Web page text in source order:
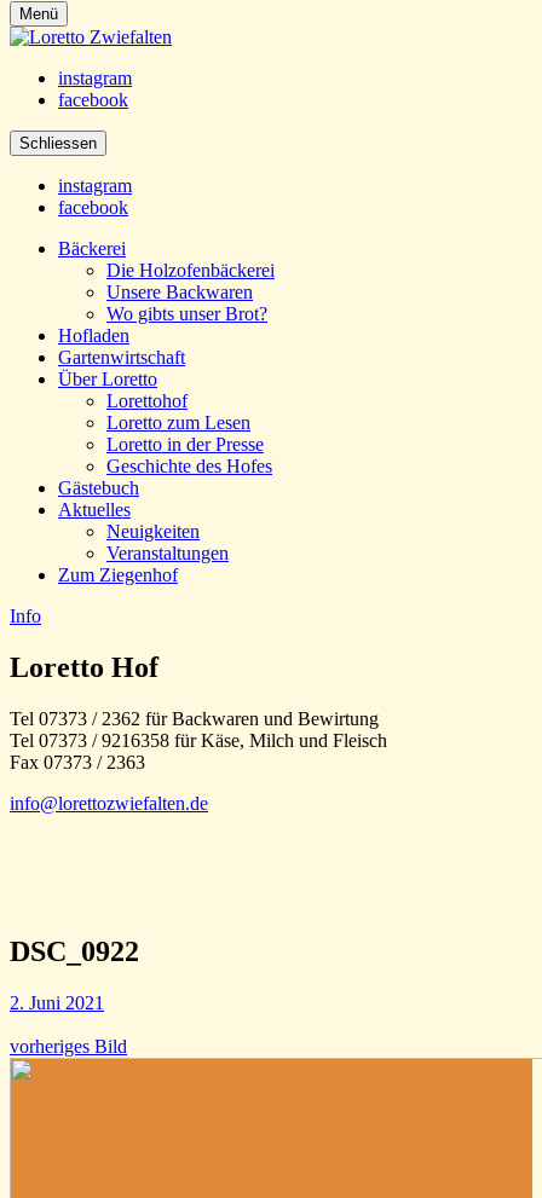
Menü
instagram
facebook
Schliessen
instagram
facebook
Bäckerei
Die Holzofenbäckerei
Unsere Backwaren
Wo gibts unser Brot?
Hofladen
Gartenwirtschaft
Über Loretto
Lorettohof
Loretto zum Lesen
Loretto in der Presse
Geschichte des Hofes
Gästebuch
Aktuelles
Neuigkeiten
Veranstaltungen
Zum Ziegenhof
Info
Loretto Hof
Tel 07373 / 2362 für Backwaren und Bewirtung
Tel 07373 / 9216358 für Käse, Milch und Fleisch
Fax 07373 / 2363
info@lorettozwiefalten.de
DSC_0922
2. Juni 2021
vorheriges Bild